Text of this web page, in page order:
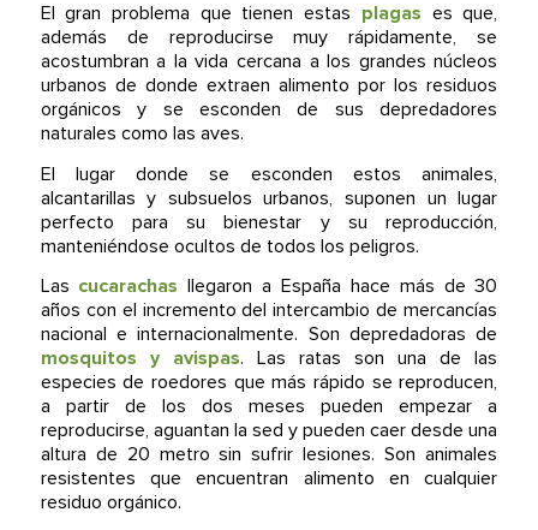
El gran problema que tienen estas plagas es que,
además de reproducirse muy rápidamente, se
acostumbran a la vida cercana a los grandes núcleos
urbanos de donde extraen alimento por los residuos
orgánicos y se esconden de sus depredadores
naturales como las aves.
El lugar donde se esconden estos animales,
alcantarillas y subsuelos urbanos, suponen un lugar
perfecto para su bienestar y su reproducción,
manteniéndose ocultos de todos los peligros.
Las cucarachas llegaron a España hace más de 30
años con el incremento del intercambio de mercancías
nacional e internacionalmente. Son depredadoras de
mosquitos y avispas. Las ratas son una de las
especies de roedores que más rápido se reproducen,
a partir de los dos meses pueden empezar a
reproducirse, aguantan la sed y pueden caer desde una
altura de 20 metro sin sufrir lesiones. Son animales
resistentes que encuentran alimento en cualquier
residuo orgánico.